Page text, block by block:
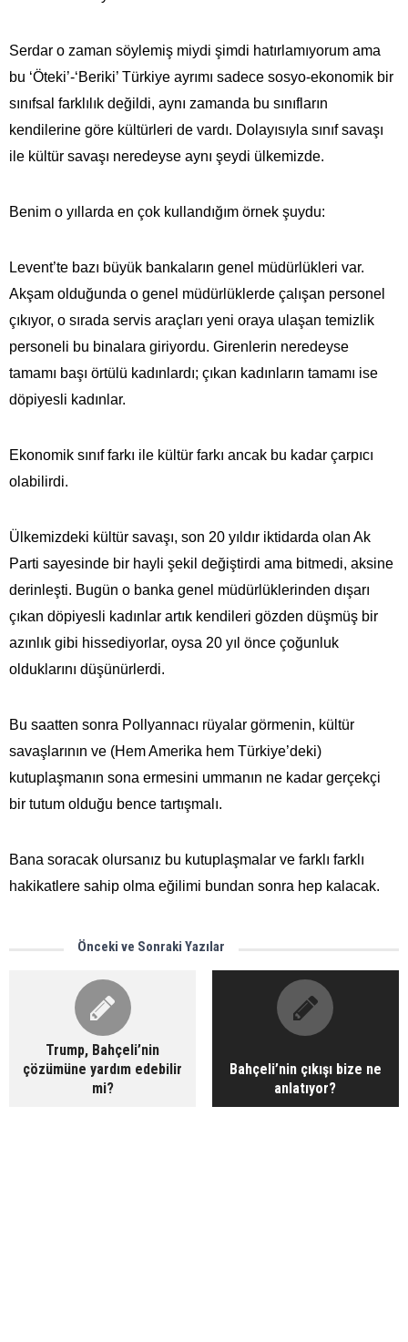
Serdar o zaman söylemiş miydi şimdi hatırlamıyorum ama
bu ‘Öteki’-‘Beriki’ Türkiye ayrımı sadece sosyo-ekonomik bir
sınıfsal farklılık değildi, aynı zamanda bu sınıfların
kendilerine göre kültürleri de vardı. Dolayısıyla sınıf savaşı
ile kültür savaşı neredeyse aynı şeydi ülkemizde.
Benim o yıllarda en çok kullandığım örnek şuydu:
Levent’te bazı büyük bankaların genel müdürlükleri var.
Akşam olduğunda o genel müdürlüklerde çalışan personel
çıkıyor, o sırada servis araçları yeni oraya ulaşan temizlik
personeli bu binalara giriyordu. Girenlerin neredeyse
tamamı başı örtülü kadınlardı; çıkan kadınların tamamı ise
döpiyesli kadınlar.
Ekonomik sınıf farkı ile kültür farkı ancak bu kadar çarpıcı
olabilirdi.
Ülkemizdeki kültür savaşı, son 20 yıldır iktidarda olan Ak
Parti sayesinde bir hayli şekil değiştirdi ama bitmedi, aksine
derinleşti. Bugün o banka genel müdürlüklerinden dışarı
çıkan döpiyesli kadınlar artık kendileri gözden düşmüş bir
azınlık gibi hissediyorlar, oysa 20 yıl önce çoğunluk
olduklarını düşünürlerdi.
Bu saatten sonra Pollyannacı rüyalar görmenin, kültür
savaşlarının ve (Hem Amerika hem Türkiye’deki)
kutuplaşmanın sona ermesini ummanın ne kadar gerçekçi
bir tutum olduğu bence tartışmalı.
Bana soracak olursanız bu kutuplaşmalar ve farklı farklı
hakikatlere sahip olma eğilimi bundan sonra hep kalacak.
Önceki ve Sonraki Yazılar
Trump, Bahçeli’nin
çözümüne yardım edebilir
mi?
Bahçeli’nin çıkışı bize ne
anlatıyor?